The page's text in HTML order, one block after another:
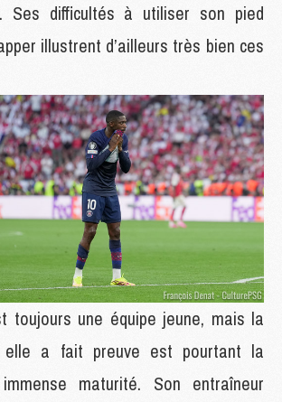
Ses difficultés à utiliser son pied
illustrent d’ailleurs très bien ces
toujours une équipe jeune, mais la
elle a fait preuve est pourtant la
maturité. Son entraîneur